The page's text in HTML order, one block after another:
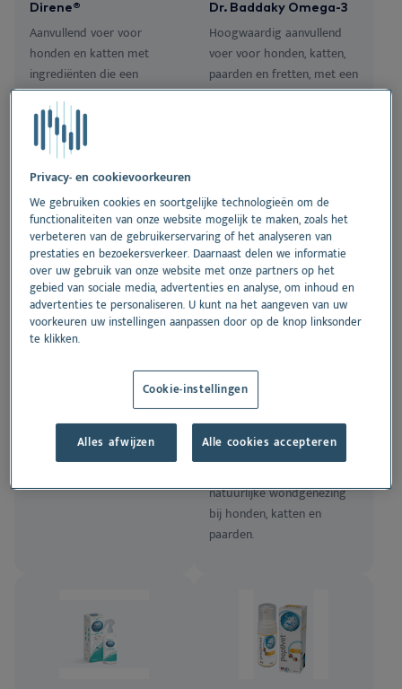
Nextview portal
NL
Dansk
Deutsch
English
Español
Français
Norsk
Svenska
Direne®
Aanvullend voer voor
honden en katten met
ingrediënten die een
gezonde nierfunctie en
uitscheiding via de nieren
bevorderen.
Dr. Baddaky Omega-3
Hoogwaardig aanvullend
voer voor honden, katten,
paarden en fretten, met een
hoog gehalte essentiële
Stomodine® F
Antibacteriële gel om het
tandvlees te kalmeren en
de opbouw van tandplak,
die een slechte adem
veroorzaakt, tegen te gaan.
DERM-10 is een huidcrème
met zinkoxide en 9
kruidenextracten met
eigenschappen die
natuurlijke wondgenezing
bij honden, katten en
paarden.
Privacy- en cookievoorkeuren
We gebruiken cookies en soortgelijke technologieën om de
functionaliteiten van onze website mogelijk te maken, zoals het
verbeteren van de gebruikerservaring of het analyseren van
prestaties en bezoekersverkeer. Daarnaast delen we informatie
over uw gebruik van onze website met onze partners op het
gebied van sociale media, advertenties en analyse, om inhoud en
advertenties te personaliseren. U kunt na het aangeven van uw
voorkeuren uw instellingen aanpassen door op de knop linksonder
te klikken.
Cookie-instellingen
Alles afwijzen Alle cookies accepteren